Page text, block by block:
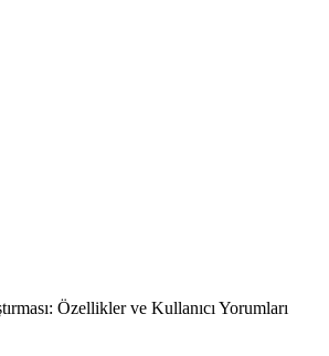
Özellikler ve Kullanıcı Yorumları